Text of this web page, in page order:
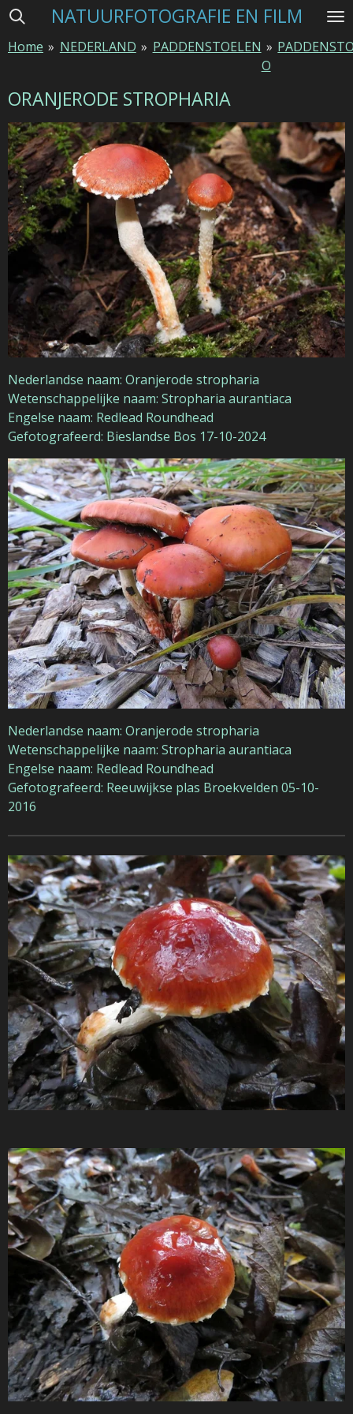
Ga
naar
hoofdinhoud
NATUURFOTOGRAFIE EN FILM
Home » NEDERLAND » PADDENSTOELEN »
O
ORANJERODE STROPHARIA
Nederlandse naam: Oranjerode stropharia
Wetenschappelijke naam: Stropharia aurantiaca
Engelse naam: Redlead Roundhead
Gefotografeerd: Bieslandse Bos 17-10-2024
Nederlandse naam: Oranjerode stropharia
Wetenschappelijke naam: Stropharia aurantiaca
Engelse naam: Redlead Roundhead
Gefotografeerd: Reeuwijkse plas Broekvelden 05-10-
2016